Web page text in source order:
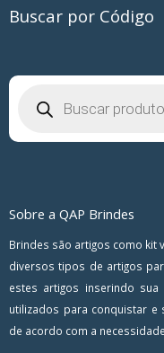
Buscar por Código
produtos
Sobre a QAP Brindes
Brindes são artigos como kit
diversos tipos de artigos
estes artigos inserindo
utilizados para conquistar e
de acordo com a